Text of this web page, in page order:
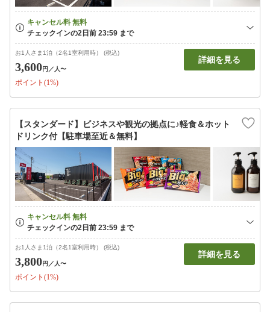
お1人さま1泊（2名1室利用時） (税込)
3,600円 ／人〜
ポイント(1%)
詳細を見る
【スタンダード】ビジネスや観光の拠点に♪軽食＆ホット
ドリンク付【駐車場至近＆無料】
お1人さま1泊（2名1室利用時） (税込)
3,800円 ／人〜
ポイント(1%)
詳細を見る